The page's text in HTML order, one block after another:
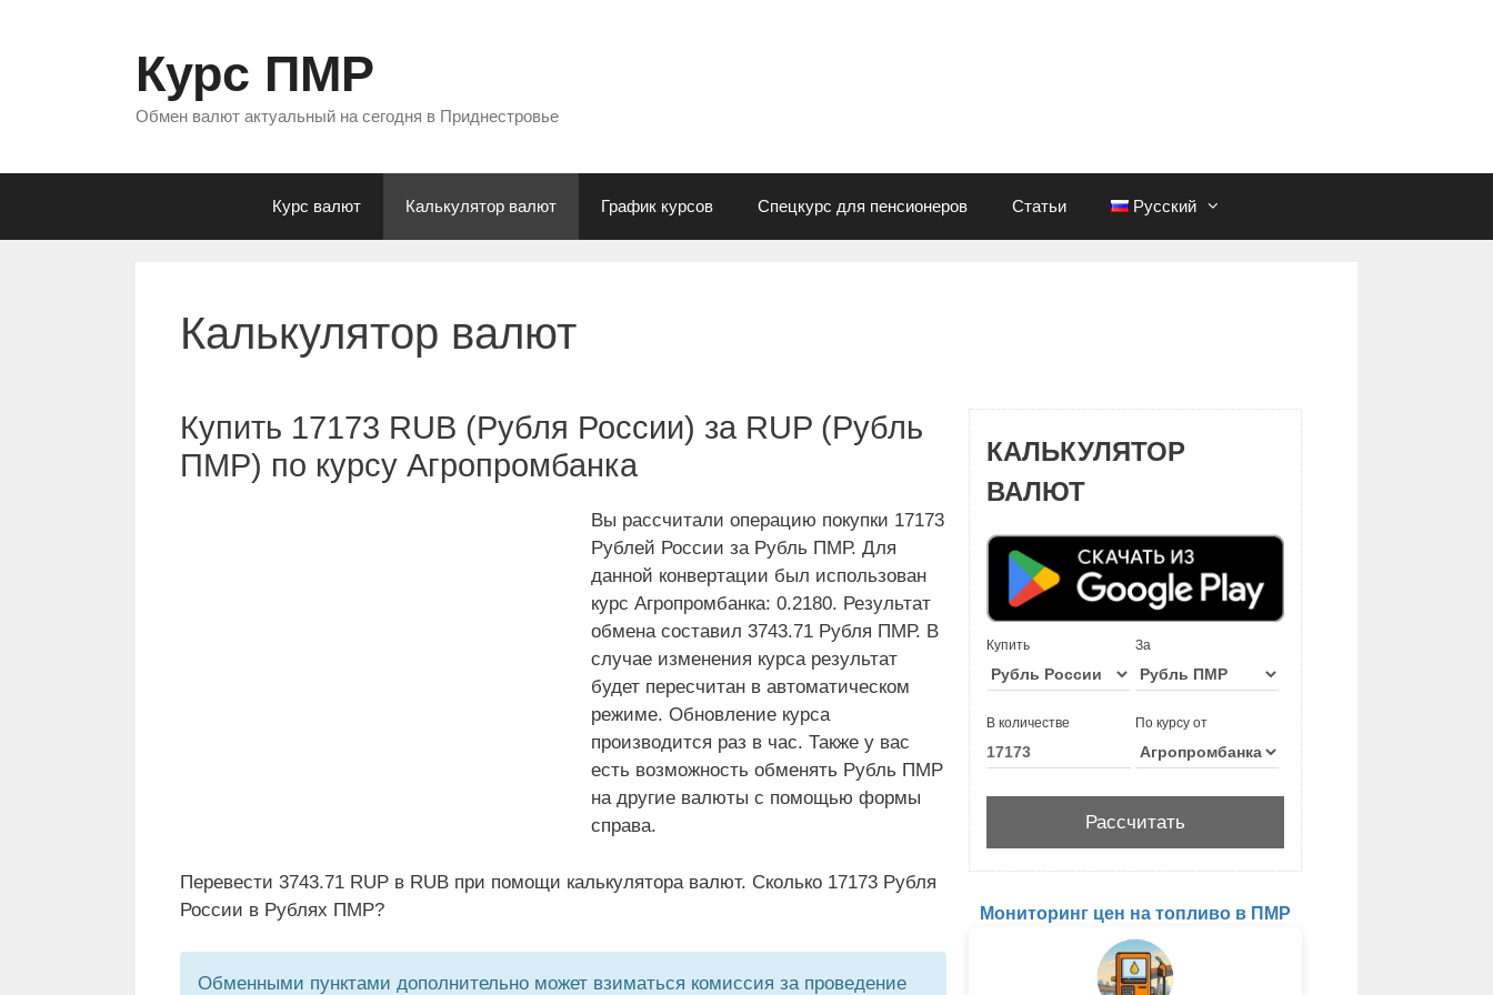
Курс ПМР
Обмен валют актуальный на сегодня в Приднестровье
Курс валют Калькулятор валют График курсов Спецкурс для пенсионеров Статьи Русский
Калькулятор валют
Купить 17173 RUB (Рубля России) за RUP (Рубль
ПМР) по курсу Агропромбанка
Вы рассчитали операцию покупки 17173
Рублей России за Рубль ПМР. Для
данной конвертации был использован
курс Агропромбанка: 0.2180. Результат
обмена составил 3743.71 Рубля ПМР. В
случае изменения курса результат
будет пересчитан в автоматическом
режиме. Обновление курса
производится раз в час. Также у вас
есть возможность обменять Рубль ПМР
на другие валюты с помощью формы
справа.
Перевести 3743.71 RUP в RUB при помощи калькулятора валют. Сколько 17173 Рубля
России в Рублях ПМР?
Обменными пунктами дополнительно может взиматься комиссия за проведение
КАЛЬКУЛЯТОР
ВАЛЮТ
Купить За
В количестве По курсу от
Мониторинг цен на топливо в ПМР